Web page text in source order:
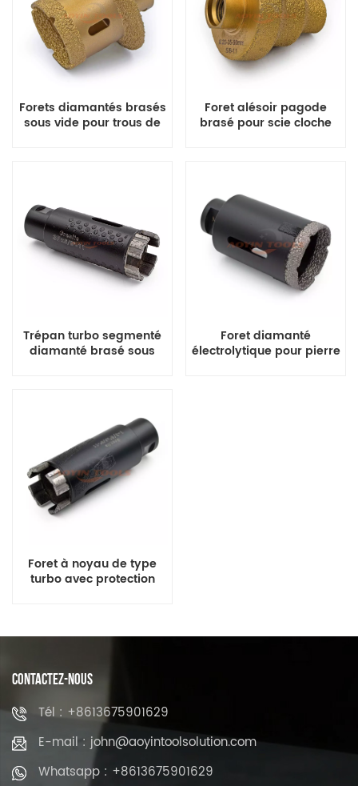
Forets diamantés brasés
sous vide pour trous de
Foret alésoir pagode
brasé pour scie cloche
Trépan turbo segmenté
diamanté brasé sous
Foret diamanté
électrolytique pour pierre
Foret à noyau de type
turbo avec protection
CONTACTEZ-NOUS
Tél : +8613675901629
E-mail : john@aoyintoolsolution.com
Whatsapp : +8613675901629